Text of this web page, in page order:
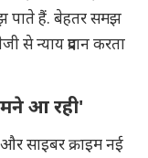
पाते हैं. बेहतर समझ
न्याय प्रदान करता
आ रही'
साइबर क्राइम नई